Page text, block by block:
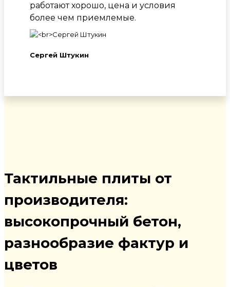
работают хорошо, цена и условия
более чем приемлемые.
Сергей Штукин
Тактильные плиты от
производителя:
высокопрочный бетон,
разнообразие фактур и
цветов